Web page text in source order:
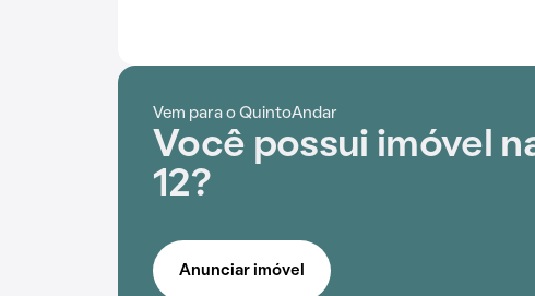
Vem para o QuintoAndar
Você possui imóvel
12?
Anunciar imóvel